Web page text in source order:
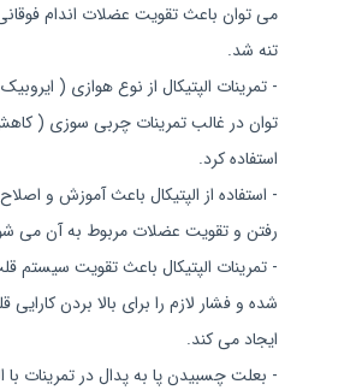
می توان باعث تقویت عضلات اندام
تنه شد.
- تمرینات الپتیکال از نوع هوازی (
توان در غالب تمرینات چربی سوزی (
استفاده کرد.
- استفاده از الپتیکال باعث آموزش و
رفتن و تقویت عضلات مربوط به آن می
- تمرینات الپتیکال باعث تقویت سیستم
شده و فشار لازم را برای بالا بردن
ایجاد می کند.
- بعلت چسبیدن پا به پدال در تمرینات با